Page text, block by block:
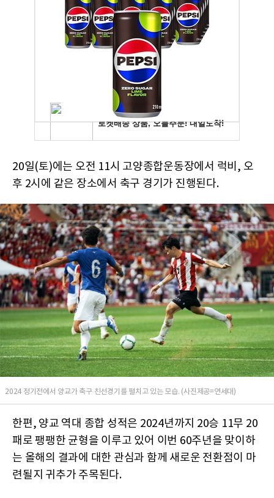
20일(토)에는 오전 11시 고양종합운동장에서 럭비, 오
후 2시에 같은 장소에서 축구 경기가 진행된다.
2024 정기전에서 양교가 축구 친선경기를 펼치고 있는 모습. (사진제공=연세대)
한편, 양교 역대 종합 성적은 2024년까지 20승 11무 20
패로 팽팽한 균형을 이루고 있어 이번 60주년을 맞이하
는 올해의 결과에 대한 관심과 함께 새로운 전환점이 마
련될지 귀추가 주목된다.